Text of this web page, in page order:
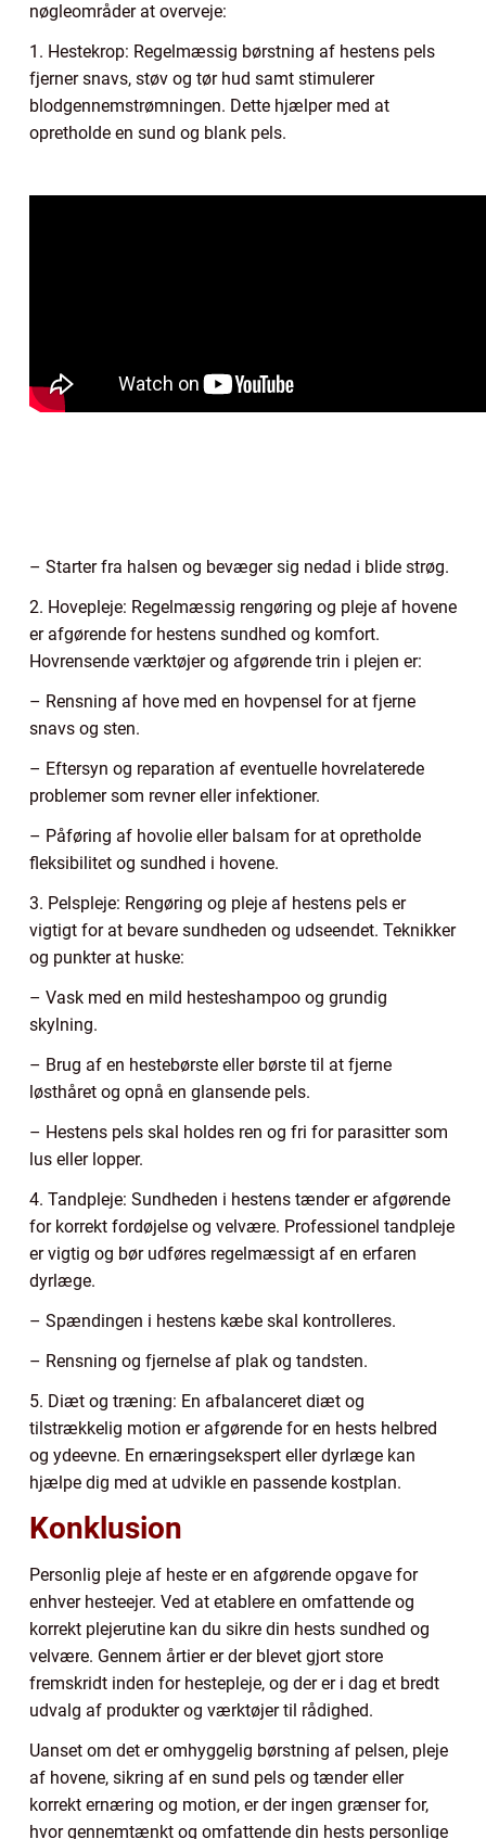
nøgleområder at overveje:
1. Hestekrop: Regelmæssig børstning af hestens pels
fjerner snavs, støv og tør hud samt stimulerer
blodgennemstrømningen. Dette hjælper med at
opretholde en sund og blank pels.
– Starter fra halsen og bevæger sig nedad i blide strøg.
2. Hovepleje: Regelmæssig rengøring og pleje af hovene
er afgørende for hestens sundhed og komfort.
Hovrensende værktøjer og afgørende trin i plejen er:
– Rensning af hove med en hovpensel for at fjerne
snavs og sten.
– Eftersyn og reparation af eventuelle hovrelaterede
problemer som revner eller infektioner.
– Påføring af hovolie eller balsam for at opretholde
fleksibilitet og sundhed i hovene.
3. Pelspleje: Rengøring og pleje af hestens pels er
vigtigt for at bevare sundheden og udseendet. Teknikker
og punkter at huske:
– Vask med en mild hesteshampoo og grundig
skylning.
– Brug af en hestebørste eller børste til at fjerne
løsthåret og opnå en glansende pels.
– Hestens pels skal holdes ren og fri for parasitter som
lus eller lopper.
4. Tandpleje: Sundheden i hestens tænder er afgørende
for korrekt fordøjelse og velvære. Professionel tandpleje
er vigtig og bør udføres regelmæssigt af en erfaren
dyrlæge.
– Spændingen i hestens kæbe skal kontrolleres.
– Rensning og fjernelse af plak og tandsten.
5. Diæt og træning: En afbalanceret diæt og
tilstrækkelig motion er afgørende for en hests helbred
og ydeevne. En ernæringsekspert eller dyrlæge kan
hjælpe dig med at udvikle en passende kostplan.
Konklusion
Personlig pleje af heste er en afgørende opgave for
enhver hesteejer. Ved at etablere en omfattende og
korrekt plejerutine kan du sikre din hests sundhed og
velvære. Gennem årtier er der blevet gjort store
fremskridt inden for hestepleje, og der er i dag et bredt
udvalg af produkter og værktøjer til rådighed.
Uanset om det er omhyggelig børstning af pelsen, pleje
af hovene, sikring af en sund pels og tænder eller
korrekt ernæring og motion, er der ingen grænser for,
hvor gennemtænkt og omfattende din hests personlige